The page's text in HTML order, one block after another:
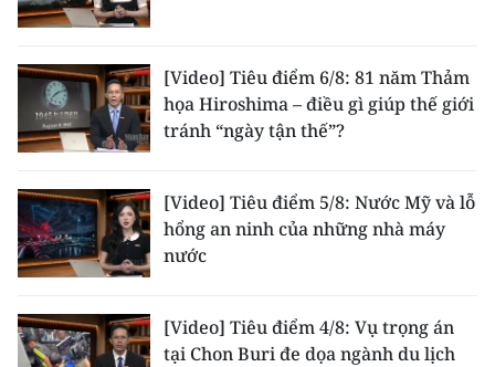
TIN MỚI
TIN ĐỊA PHƯƠNG
Trung du và miền núi phía Bắc
Bắc Trung Bộ
Duyên hải Nam Trung Bộ và Tây
Đông Nam Bộ
[Video] Tiêu điểm 6/8: 81 năm Thảm
họa Hiroshima – điều gì giúp thế giới
tránh “ngày tận thế”?
[Video] Tiêu điểm 5/8: Nước Mỹ và lỗ
hổng an ninh của những nhà máy
nước
[Video] Tiêu điểm 4/8: Vụ trọng án
tại Chon Buri đe dọa ngành du lịch